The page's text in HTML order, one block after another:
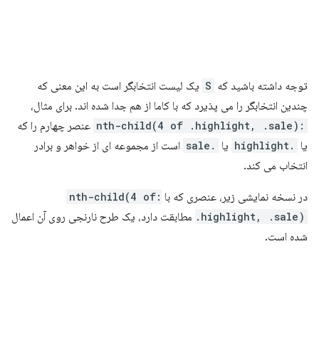
توجه داشته باشید که S یک لیست انتخابگر است به این معنی که
چندین انتخابگر را می پذیرد که با کاما از هم جدا شده اند. برای مثال،
:nth-child(4 of .highlight, .sale)
عنصر چهارم را که
یا
.highlight یا .sale
است از مجموعه ای از خواهر و برادر
انتخاب می کند.
در نسخه نمایشی زیر، عنصری که با
:nth-child(4 of
.highlight, .sale) مطابقت دارد، یک طرح نارنجی روی آن اعمال
شده است.